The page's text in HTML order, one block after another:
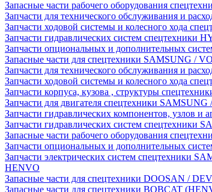
Запасные части рабочего оборудования
Запчасти для технического обслуживания и
Запчасти ходовой системы и колесного хода
Запчасти гидравлических систем спецтехники
Запчасти опциональных и дополнительных
Запасные части для спецтехники SAMSUNG /
Запчасти для технического обслуживания и
Запчасти ходовой системы и колесного хода
Запчасти корпуса, кузова , структуры
Запчасти для двигателя спецтехники
Запчасти гидравлических компонентов, узлов
Запчасти гидравлических систем спецтехники
Запасные части рабочего оборудования
Запчасти опциональных и дополнительных
Запчасти электрических систем спецтехники
HENVO
Запасные части для спецтехники DOOSAN /
Запасные части для спецтехники BOBCAT